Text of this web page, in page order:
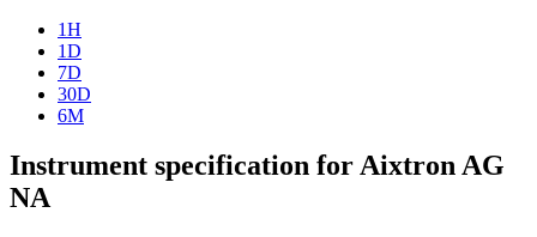
1H
1D
7D
30D
6M
Instrument specification for Aixtron AG
NA